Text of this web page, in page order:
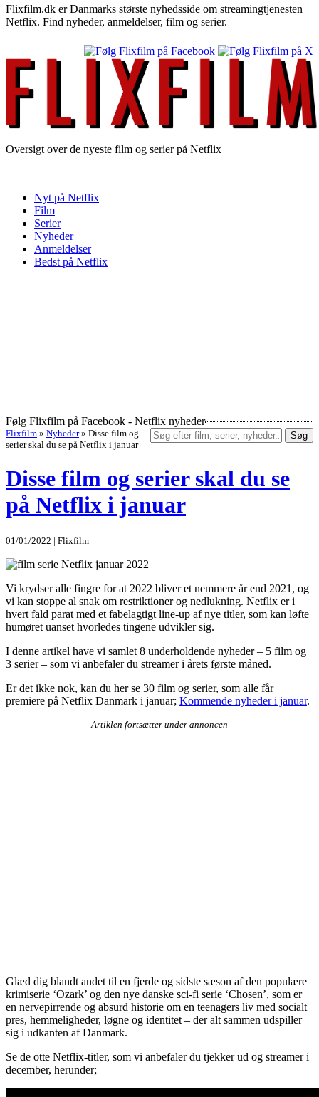
Flixfilm.dk er Danmarks største nyhedsside om streamingtjenesten
Netflix. Find nyheder, anmeldelser, film og serier.
Oversigt over de nyeste film og serier på Netflix
Nyt på Netflix
Film
Serier
Nyheder
Anmeldelser
Bedst på Netflix
Følg Flixfilm på Facebook - Netflix nyheder
Søg
Flixfilm » Nyheder » Disse film og
serier skal du se på Netflix i januar
Disse film og serier skal du se
på Netflix i januar
01/01/2022 | Flixfilm
Vi krydser alle fingre for at 2022 bliver et nemmere år end 2021, og
vi kan stoppe al snak om restriktioner og nedlukning. Netflix er i
hvert fald parat med et fabelagtigt line-up af nye titler, som kan løfte
humøret uanset hvorledes tingene udvikler sig.
I denne artikel have vi samlet 8 underholdende nyheder – 5 film og
3 serier – som vi anbefaler du streamer i årets første måned.
Er det ikke nok, kan du her se 30 film og serier, som alle får
premiere på Netflix Danmark i januar; Kommende nyheder i januar.
Artiklen fortsætter under annoncen
Glæd dig blandt andet til en fjerde og sidste sæson af den populære
krimiserie ‘Ozark’ og den nye danske sci-fi serie ‘Chosen’, som er
en nervepirrende og absurd historie om en teenagers liv med socialt
pres, hemmeligheder, løgne og identitet – der alt sammen udspiller
sig i udkanten af Danmark.
Se de otte Netflix-titler, som vi anbefaler du tjekker ud og streamer i
december, herunder;